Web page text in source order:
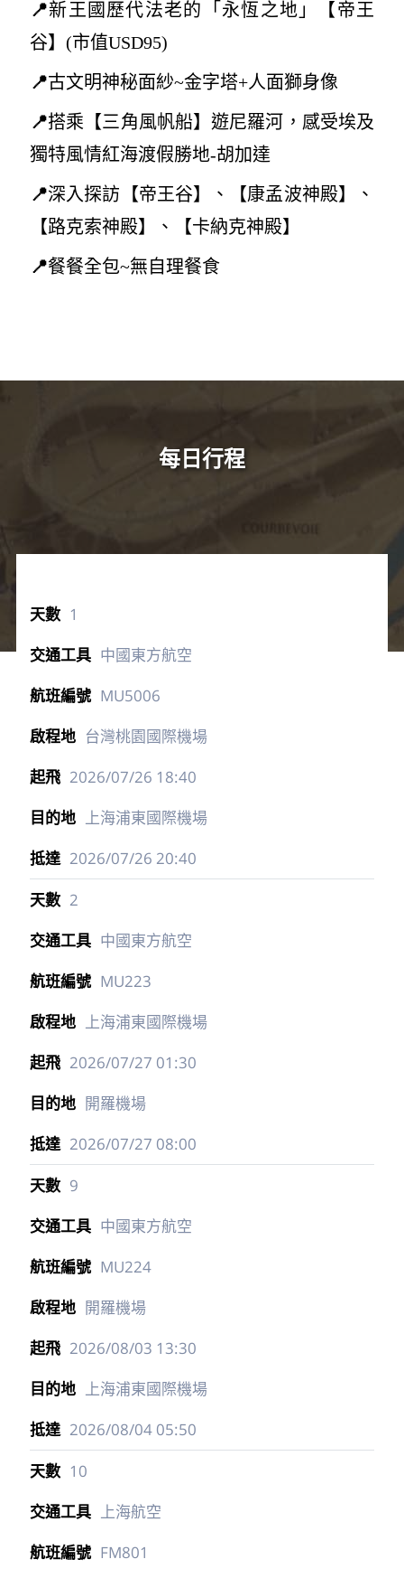
📍新王國歷代法老的「永恆之地」【帝王
谷】(市值USD95)
📍古文明神秘面紗~金字塔+人面獅身像
📍搭乘【三角風帆船】遊尼羅河，感受埃及
獨特風情紅海渡假勝地-胡加達
📍深入探訪【帝王谷】、【康孟波神殿】、
【路克索神殿】、【卡納克神殿】
📍餐餐全包~無自理餐食
每日行程
1
中國東方航空
MU5006
台灣桃園國際機場
2026/07/26 18:40
上海浦東國際機場
2026/07/26 20:40
2
中國東方航空
MU223
上海浦東國際機場
2026/07/27 01:30
開羅機場
2026/07/27 08:00
9
中國東方航空
MU224
開羅機場
2026/08/03 13:30
上海浦東國際機場
2026/08/0405:50
10
上海航空
FM801